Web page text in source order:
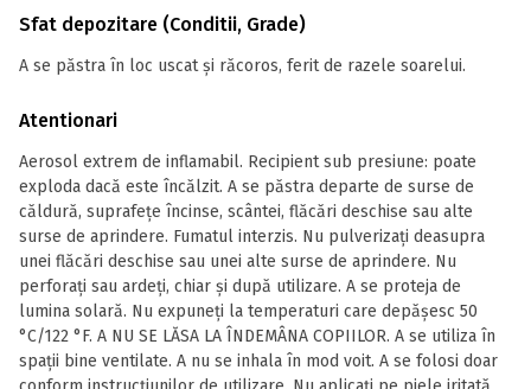
Sfat depozitare (Conditii, Grade)
A se păstra în loc uscat și răcoros, ferit de razele soarelui.
Atentionari
Aerosol extrem de inflamabil. Recipient sub presiune: poate
exploda dacă este încălzit. A se păstra departe de surse de
căldură, suprafețe încinse, scântei, flăcări deschise sau alte
surse de aprindere. Fumatul interzis. Nu pulverizați deasupra
unei flăcări deschise sau unei alte surse de aprindere. Nu
perforați sau ardeți, chiar și după utilizare. A se proteja de
lumina solară. Nu expuneți la temperaturi care depășesc 50
°C/122 °F. A NU SE LĂSA LA ÎNDEMÂNA COPIILOR. A se utiliza în
spaţii bine ventilate. A nu se inhala în mod voit. A se folosi doar